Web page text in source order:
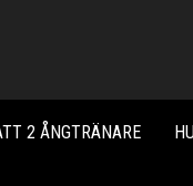
2 ÅNGTRÄNARE